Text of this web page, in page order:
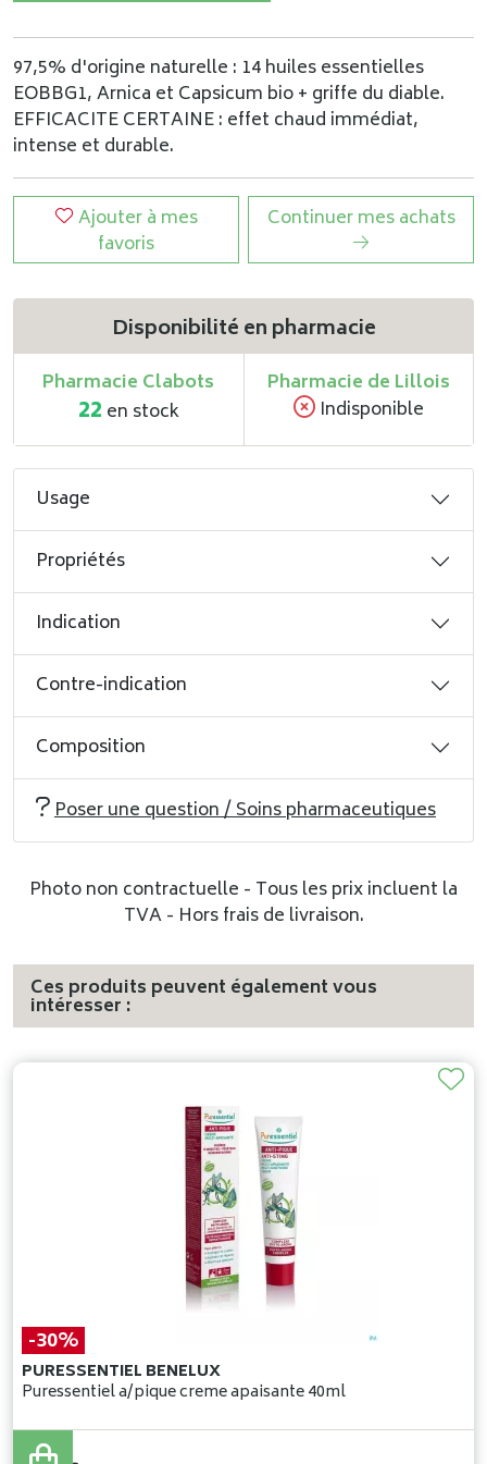
97,5% d'origine naturelle : 14 huiles essentielles
EOBBG1, Arnica et Capsicum bio + griffe du diable.
EFFICACITE CERTAINE : effet chaud immédiat,
intense et durable.
Ajouter à mes
favoris
Continuer mes achats
Disponibilité en pharmacie
Pharmacie Clabots
22 en stock
Pharmacie de Lillois
Indisponible
Usage
Propriétés
Indication
Contre-indication
Composition
Poser une question / Soins pharmaceutiques
Photo non contractuelle - Tous les prix incluent la
TVA - Hors frais de livraison.
Ces produits peuvent également vous
intéresser :
-30%
PURESSENTIEL BENELUX
Puressentiel a/pique creme apaisante 40ml
10,80